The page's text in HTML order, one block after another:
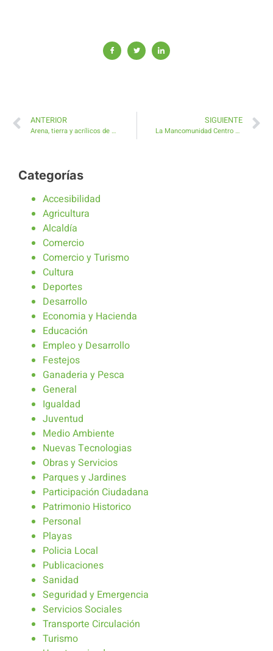
ANTERIOR
Arena, tierra y acrílicos de color en la exposición de Toñi Gómez
SIGUIENTE
La Mancomunidad Centro Sur convenia con el Cabildo de Fuerteventura una financiación de 110.000 euros que refuerza la prestación psicosocial
Categorías
Accesibilidad
Agricultura
Alcaldía
Comercio
Comercio y Turismo
Cultura
Deportes
Desarrollo
Economia y Hacienda
Educación
Empleo y Desarrollo
Festejos
Ganaderia y Pesca
General
Igualdad
Juventud
Medio Ambiente
Nuevas Tecnologias
Obras y Servicios
Parques y Jardines
Participación Ciudadana
Patrimonio Historico
Personal
Playas
Policia Local
Publicaciones
Sanidad
Seguridad y Emergencia
Servicios Sociales
Transporte Circulación
Turismo